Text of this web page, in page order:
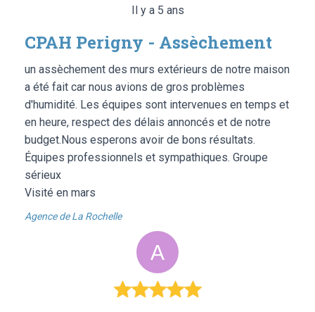
Il y a 5 ans
CPAH Perigny - Assèchement
un assèchement des murs extérieurs de notre maison
a été fait car nous avions de gros problèmes
d'humidité. Les équipes sont intervenues en temps et
en heure, respect des délais annoncés et de notre
budget.Nous esperons avoir de bons résultats.
Équipes professionnels et sympathiques. Groupe
sérieux
Visité en mars
Agence de La Rochelle